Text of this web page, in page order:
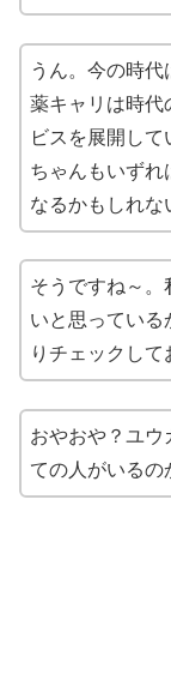
うん。今の時代
薬キャリは時代
ビスを展開し
ちゃんもいずれ
なるかもしれな
そうですね～。
いと思っている
りチェックして
おやおや？ユウ
ての人がいるの